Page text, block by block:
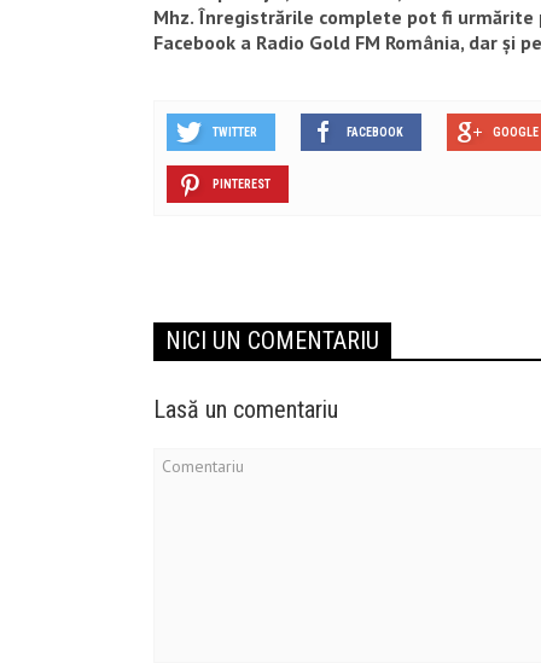
Mhz. Înregistrările complete pot fi urmărite
Facebook a Radio Gold FM România, dar și
TWITTER FACEBOOK GOOGLE
PINTEREST
NICI UN COMENTARIU
Lasă un comentariu